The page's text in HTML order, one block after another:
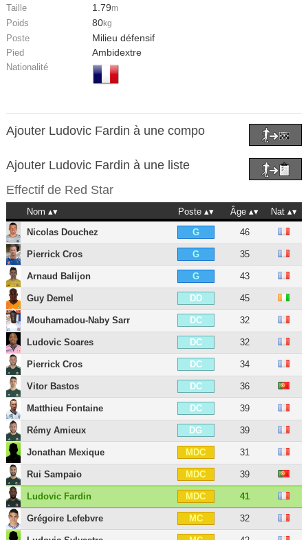
Taille 1.79m
Poids 80kg
Poste Milieu défensif
Pied Ambidextre
Nationalité
Ajouter Ludovic Fardin à une compo
Ajouter Ludovic Fardin à une liste
Effectif de Red Star
Nom Poste Âge
Nat
Nicolas Douchez
G 46
Pierrick Cros G 35
Arnaud Balijon G 43
Guy Demel DD 45
Mouhamadou-Naby Sarr DC 32
Ludovic Soares DC 32
Pierrick Cros DC 34
Vitor Bastos DC 36
Matthieu Fontaine DC 39
Rémy Amieux DG 39
Jonathan Mexique MDC 31
Rui Sampaio MDC 39
Ludovic Fardin MDC 41
Grégoire Lefebvre MC 32